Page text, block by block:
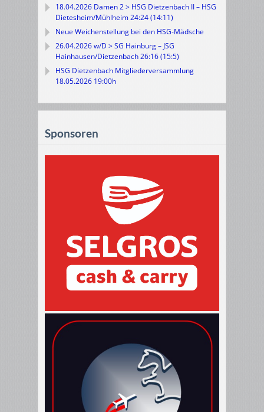
18.04.2026 Damen 2 > HSG Dietzenbach II – HSG
Dietesheim/Mühlheim 24:24 (14:11)
Neue Weichenstellung bei den HSG-Mädsche
26.04.2026 w/D > SG Hainburg – JSG
Hainhausen/Dietzenbach 26:16 (15:5)
HSG Dietzenbach Mitgliederversammlung
18.05.2026 19:00h
Sponsoren